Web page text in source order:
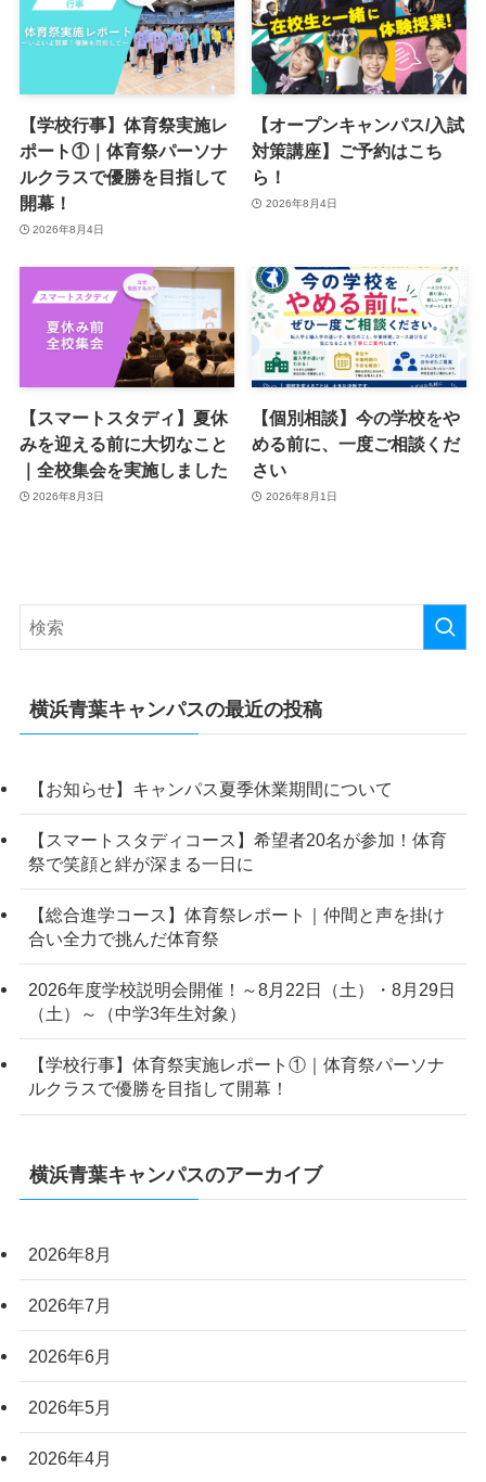
【学校行事】体育祭実施レ
ポート①｜体育祭パーソナ
ルクラスで優勝を目指して
開幕！
2026年8月4日
【オープンキャンパス/入試
対策講座】ご予約はこち
ら！
2026年8月4日
【スマートスタディ】夏休
みを迎える前に大切なこと
｜全校集会を実施しました
2026年8月3日
【個別相談】今の学校をや
める前に、一度ご相談くだ
さい
2026年8月1日
横浜青葉キャンパスの最近の投稿
【お知らせ】キャンパス夏季休業期間について
【スマートスタディコース】希望者20名が参加！体育
祭で笑顔と絆が深まる一日に
【総合進学コース】体育祭レポート｜仲間と声を掛け
合い全力で挑んだ体育祭
2026年度学校説明会開催！～8月22日（土）・8月29日
（土）～（中学3年生対象）
【学校行事】体育祭実施レポート①｜体育祭パーソナ
ルクラスで優勝を目指して開幕！
横浜青葉キャンパスのアーカイブ
2026年8月
2026年7月
2026年6月
2026年5月
2026年4月